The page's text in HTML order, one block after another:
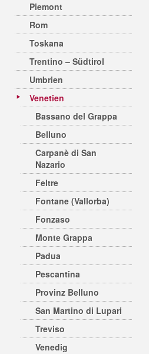
Piemont
Rom
Toskana
Trentino – Südtirol
Umbrien
Venetien
Bassano del Grappa
Belluno
Carpanè di San
Nazario
Feltre
Fontane (Vallorba)
Fonzaso
Monte Grappa
Padua
Pescantina
Provinz Belluno
San Martino di Lupari
Treviso
Venedig